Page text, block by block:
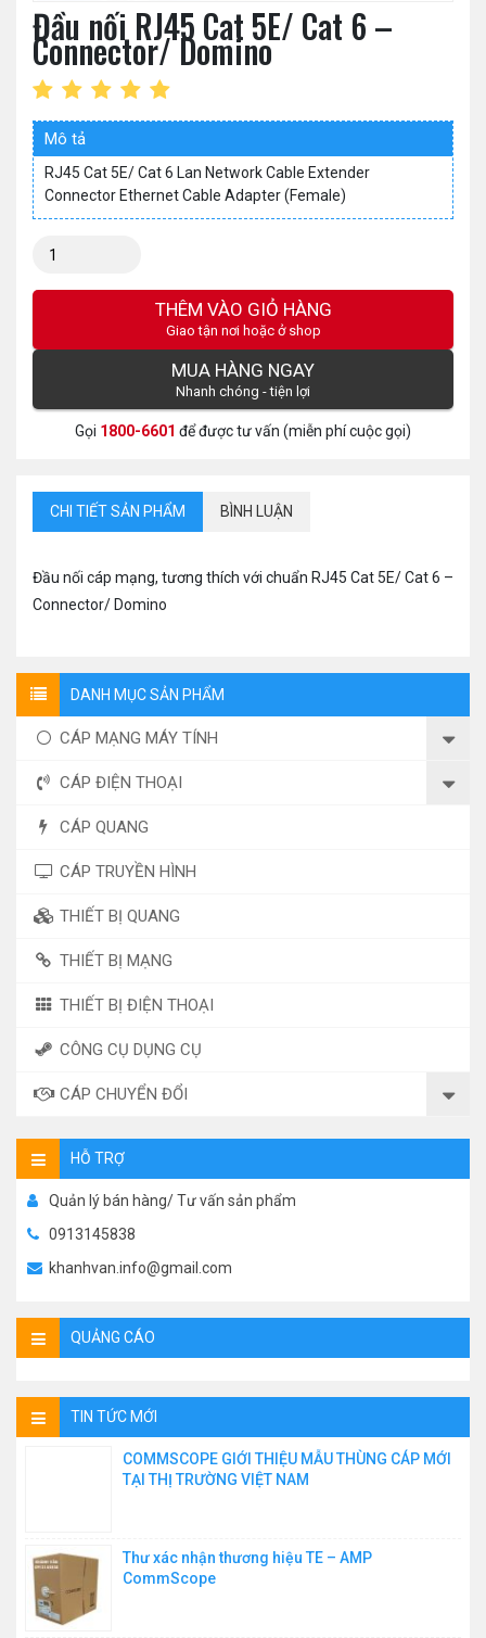
Đầu nối RJ45 Cat 5E/ Cat 6 –
Connector/ Domino
Mô tả
RJ45 Cat 5E/ Cat 6 Lan Network Cable Extender
Connector Ethernet Cable Adapter (Female)
Số
THÊM VÀO GIỎ HÀNG
Giao tận nơi hoặc ở shop
MUA HÀNG NGAY
Nhanh chóng - tiện lợi
Gọi 1800-6601 để được tư vấn (miễn phí cuộc gọi)
CHI TIẾT SẢN PHẨM BÌNH LUẬN
Đầu nối cáp mạng, tương thích với chuẩn RJ45 Cat 5E/ Cat 6 –
Connector/ Domino
DANH MỤC SẢN PHẨM
CÁP MẠNG MÁY TÍNH
CÁP ĐIỆN THOẠI
CÁP QUANG
CÁP TRUYỀN HÌNH
THIẾT BỊ QUANG
THIẾT BỊ MẠNG
THIẾT BỊ ĐIỆN THOẠI
CÔNG CỤ DỤNG CỤ
CÁP CHUYỂN ĐỔI
HỖ TRỢ
Quản lý bán hàng/ Tư vấn sản phẩm
0913145838
khanhvan.info@gmail.com
QUẢNG CÁO
TIN TỨC MỚI
COMMSCOPE GIỚI THIỆU MẪU THÙNG CÁP MỚI
TẠI THỊ TRƯỜNG VIỆT NAM
Thư xác nhận thương hiệu TE – AMP
CommScope